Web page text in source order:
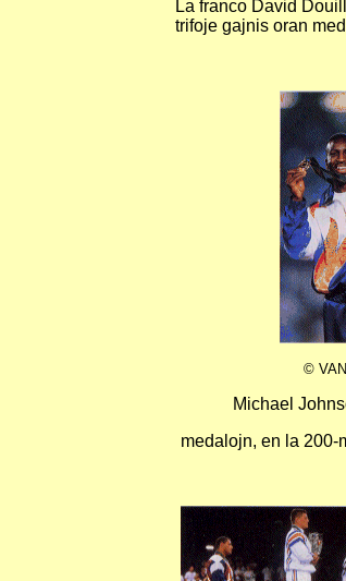
La franco David
trifoje gajnis oran
©
Michael
medalojn, en la 200-